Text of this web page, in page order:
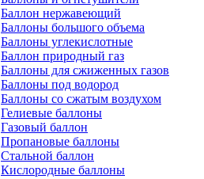
Баллон нержавеющий
Баллоны большого объема
Баллоны углекислотные
Баллон природный газ
Баллоны для сжиженных газов
Баллоны под водород
Баллоны со сжатым воздухом
Гелиевые баллоны
Газовый баллон
Пропановые баллоны
Стальной баллон
Кислородные баллоны